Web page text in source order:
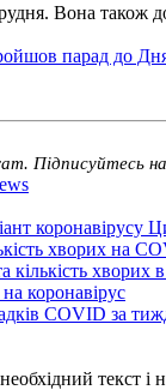
Вона також
парад до
Підписуйтесь
коронавірусу
хворих на
хворих в
коронавірус
COVID за
текст